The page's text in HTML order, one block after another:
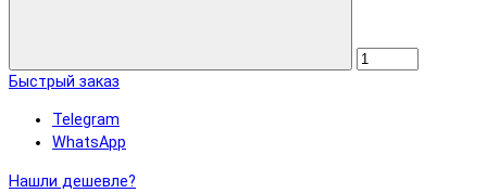
Быстрый заказ
Telegram
WhatsApp
Нашли дешевле?